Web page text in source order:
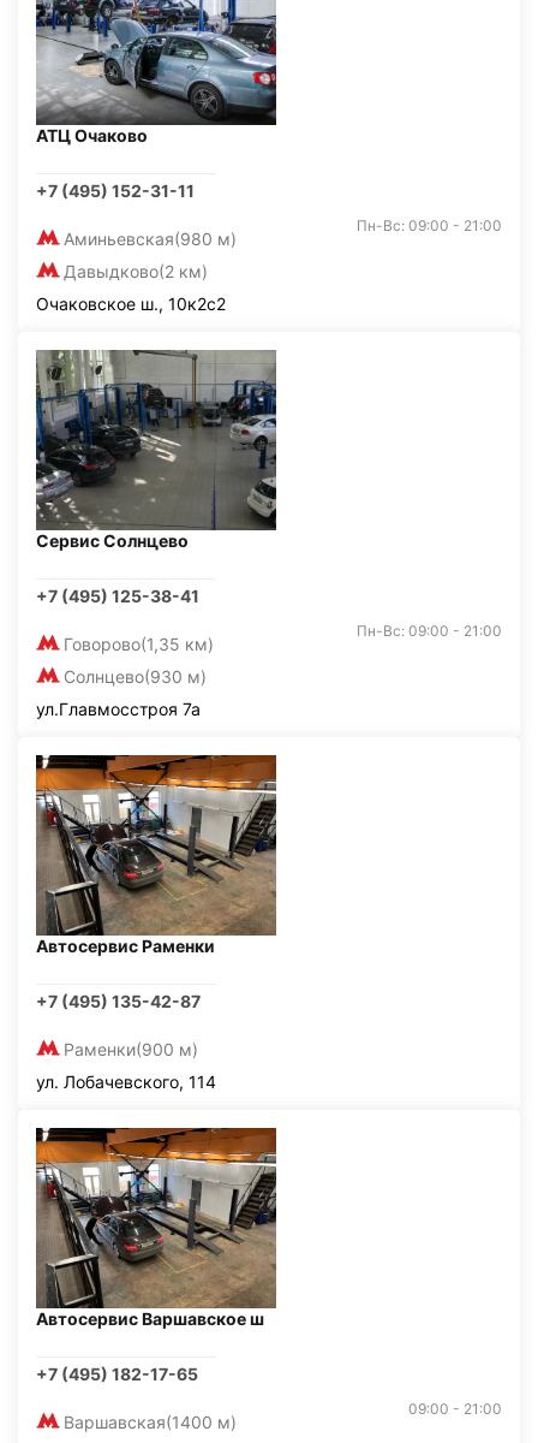
АТЦ Очаково
+7 (495) 152-31-11
Аминьевская(980 м)
Давыдково(2 км)
Пн-Вс: 09:00 - 21:00
Очаковское ш., 10к2с2
Сервис Солнцево
+7 (495) 125-38-41
Говорово(1,35 км)
Солнцево(930 м)
Пн-Вс: 09:00 - 21:00
ул.Главмосстроя 7а
Автосервис Раменки
+7 (495) 135-42-87
Раменки(900 м)
ул. Лобачевского, 114
Автосервис Варшавское ш
+7 (495) 182-17-65
Варшавская(1400 м)
09:00 - 21:00